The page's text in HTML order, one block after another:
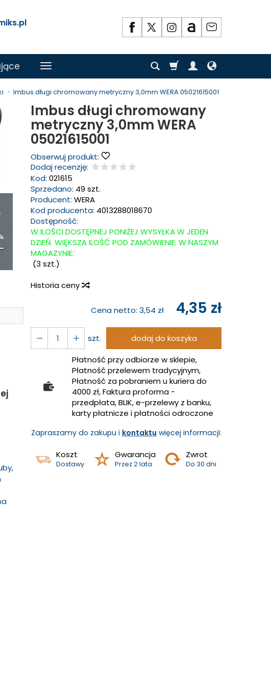
Imbus długi chromowany metryczny 3,0mm WERA 05021615001
Imbus długi chromowany
metryczny 3,0mm WERA
05021615001
Obserwuj produkt:
Dodaj recenzję:
Kod: 021615
Sprzedano: 49 szt.
Producent: WERA
Kod producenta: 4013288018670
Dostępność:
W ILOŚCI DOSTĘPNEJ PONIŻEJ WYSYŁKA W JEDEN
DZIEŃ. WIĘKSZA ILOŚĆ POD ZAMÓWIENIE. W NASZYM
MAGAZYNIE:
(3 szt.)
Historia ceny
Cena netto: 3,54 zł 4,35 zł
szt.
dodaj do koszyka
Płatność przy odbiorze w sklepie,
Płatność przelewem tradycyjnym,
Płatność za pobraniem u kuriera do
4000 zł, Faktura proforma -
przedpłata, BLIK, e-przelewy z banku,
karty płatnicze i płatności odroczone
Zapraszamy do zakupu i kontaktu więcej informacji:
Koszt
Dostawy
Gwarancja
Przez 2 lata
Zwrot
Do 30 dni